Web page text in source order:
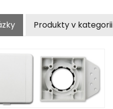
Produkty v kategorii